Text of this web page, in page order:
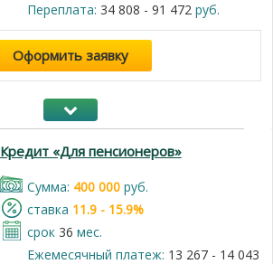
Переплата: 34 808 - 91 472руб.
Оформить заявку
Кредит «Для пенсионеров»
Cумма: 400 000руб.
cтавка 11.9 - 15.9%
срок 36 мес.
Ежемесячный платеж: 13 267 - 14 043